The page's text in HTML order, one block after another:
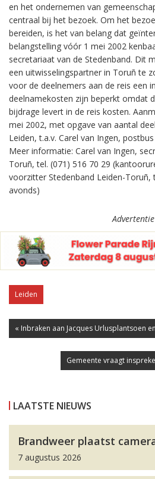
en het ondernemen van
centraal bij het bezoek. Om het
bereiden, is het van belang dat
belangstelling vóór 1 mei 2002
secretariaat van de Stedenband. Dit
een uitwisselingspartner in Toruñ te
voor de deelnemers aan de reis een
deelnamekosten zijn beperkt omdat
bijdrage levert in de reis kosten.
mei 2002, met opgave van aantal
Leiden, t.a.v. Carel van Ingen,
Meer informatie: Carel van Ingen,
Toruñ, tel. (071) 516 70 29
voorzitter Stedenband Leiden-Toruñ,
avonds)
Advertentie
Leiden
« Inbraken aan Jacques Urlusplantsoen
Gemeente vraagt
LAATSTE NIEUWS
Brandweer plaatst
7 augustus 2026